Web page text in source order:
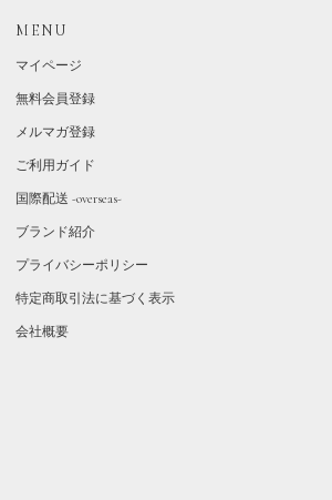
MENU
マイページ
無料会員登録
メルマガ登録
ご利用ガイド
国際配送 -overseas-
ブランド紹介
プライバシーポリシー
特定商取引法に基づく表示
会社概要